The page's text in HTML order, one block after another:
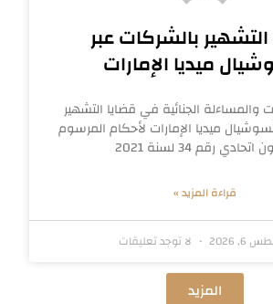
بالشركات عبر
ميديا الإمارات
والمساءلة الجنائية في قضايا التشهير
ميديا الإمارات لأحكام المرسوم
رقم 34 لسنة 2021
قراءة المزيد »
2026 لا توجد تعليقات
المزيد